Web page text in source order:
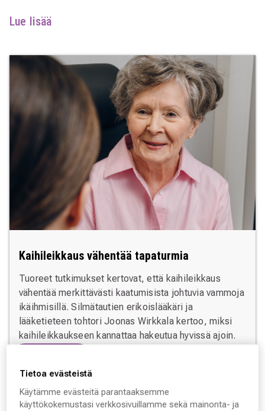
Lue lisää
Kaihileikkaus vähentää tapaturmia
Tuoreet tutkimukset kertovat, että kaihileikkaus
vähentää merkittävästi kaatumisista johtuvia vammoja
ikäihmisillä. Silmätautien erikoislääkäri ja
lääketieteen tohtori Joonas Wirkkala kertoo, miksi
kaihileikkaukseen kannattaa hakeutua hyvissä ajoin.
Tietoa evästeistä
Käytämme evästeitä parantaaksemme
käyttökokemustasi verkkosivuillamme sekä mainonta- ja